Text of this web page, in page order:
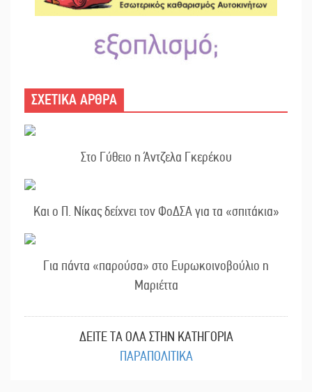
ΣΧΕΤΙΚΑ ΑΡΘΡΑ
Στο Γύθειο η Άντζελα Γκερέκου
Και ο Π. Νίκας δείχνει τον ΦοΔΣΑ για τα «σπιτάκια»
Για πάντα «παρούσα» στο Ευρωκοινοβούλιο η
Μαριέττα
ΔΕΙΤΕ ΤΑ ΟΛΑ ΣΤΗΝ ΚΑΤΗΓΟΡΙΑ
ΠΑΡΑΠΟΛΙΤΙΚΑ